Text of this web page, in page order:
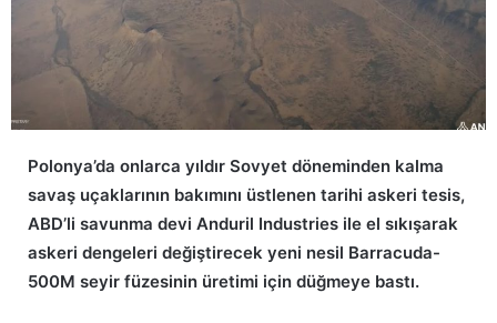
Polonya’da onlarca yıldır Sovyet döneminden kalma
savaş uçaklarının bakımını üstlenen tarihi askeri tesis,
ABD’li savunma devi Anduril Industries ile el sıkışarak
askeri dengeleri değiştirecek yeni nesil Barracuda-
500M seyir füzesinin üretimi için düğmeye bastı.